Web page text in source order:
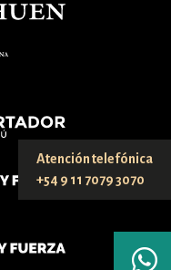
Atención telefónica
+54 9 11 7079 3070
